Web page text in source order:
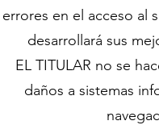
errores en el acceso al
desarrollará sus
EL TITULAR no se
daños a sistemas